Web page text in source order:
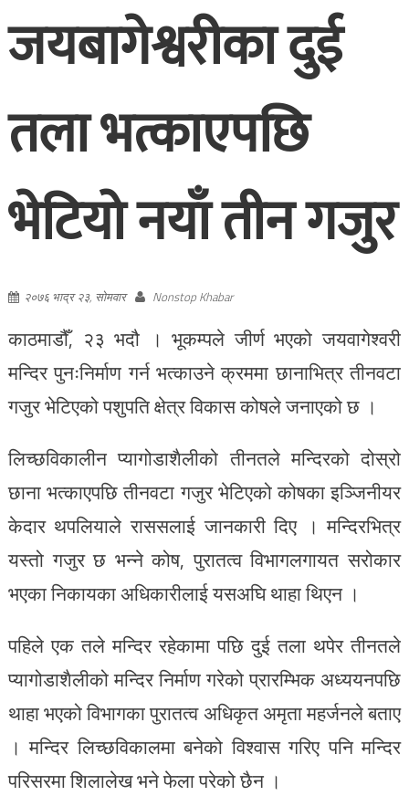
जयबागेश्वरीका दुई
तला भत्काएपछि
भेटियो नयाँ तीन गजुर
२०७६ भाद्र २३, सोमवार Nonstop Khabar
काठमाडौँ, २३ भदौ । भूकम्पले जीर्ण भएको जयवागेश्वरी
मन्दिर पुनःनिर्माण गर्न भत्काउने क्रममा छानाभित्र तीनवटा
गजुर भेटिएको पशुपति क्षेत्र विकास कोषले जनाएको छ ।
लिच्छविकालीन प्यागोडाशैलीको तीनतले मन्दिरको दोस्रो
छाना भत्काएपछि तीनवटा गजुर भेटिएको कोषका इञ्जिनीयर
केदार थपलियाले राससलाई जानकारी दिए । मन्दिरभित्र
यस्तो गजुर छ भन्ने कोष, पुरातत्व विभागलगायत सरोकार
भएका निकायका अधिकारीलाई यसअघि थाहा थिएन ।
पहिले एक तले मन्दिर रहेकामा पछि दुई तला थपेर तीनतले
प्यागोडाशैलीको मन्दिर निर्माण गरेको प्रारम्भिक अध्ययनपछि
थाहा भएको विभागका पुरातत्व अधिकृत अमृता महर्जनले बताए
। मन्दिर लिच्छविकालमा बनेको विश्वास गरिए पनि मन्दिर
परिसरमा शिलालेख भने फेला परेको छैन ।